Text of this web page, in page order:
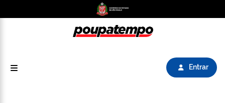
Entrar